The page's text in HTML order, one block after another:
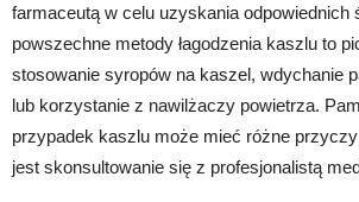
farmaceutą w celu uzyskania odpowiednich
powszechne metody łagodzenia kaszlu to
stosowanie syropów na kaszel, wdychanie
lub korzystanie z nawilżaczy powietrza.
przypadek kaszlu może mieć różne
jest skonsultowanie się z profesjonalistą